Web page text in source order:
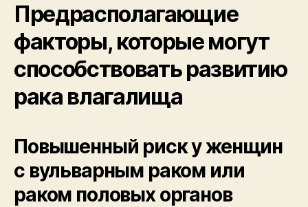
Предрасполагающие
факторы, которые могут
способствовать развитию
рака влагалища
Повышенный риск у женщин
с вульварным раком или
раком половых органов